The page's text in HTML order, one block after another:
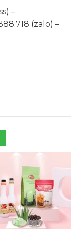
–
(zalo) –
suốt 530ml số